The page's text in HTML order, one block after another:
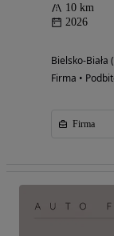
10 km
2026
Bielsko-Biała
Firma •
Firma